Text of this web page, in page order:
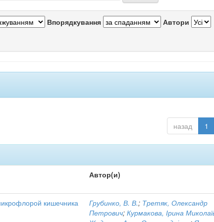
Впорядкування Автори
назад 1
Автор(и)
кишечника
Грубинко, В. В.; Третяк, Олександр
Петрович;Курмакова, Ірина